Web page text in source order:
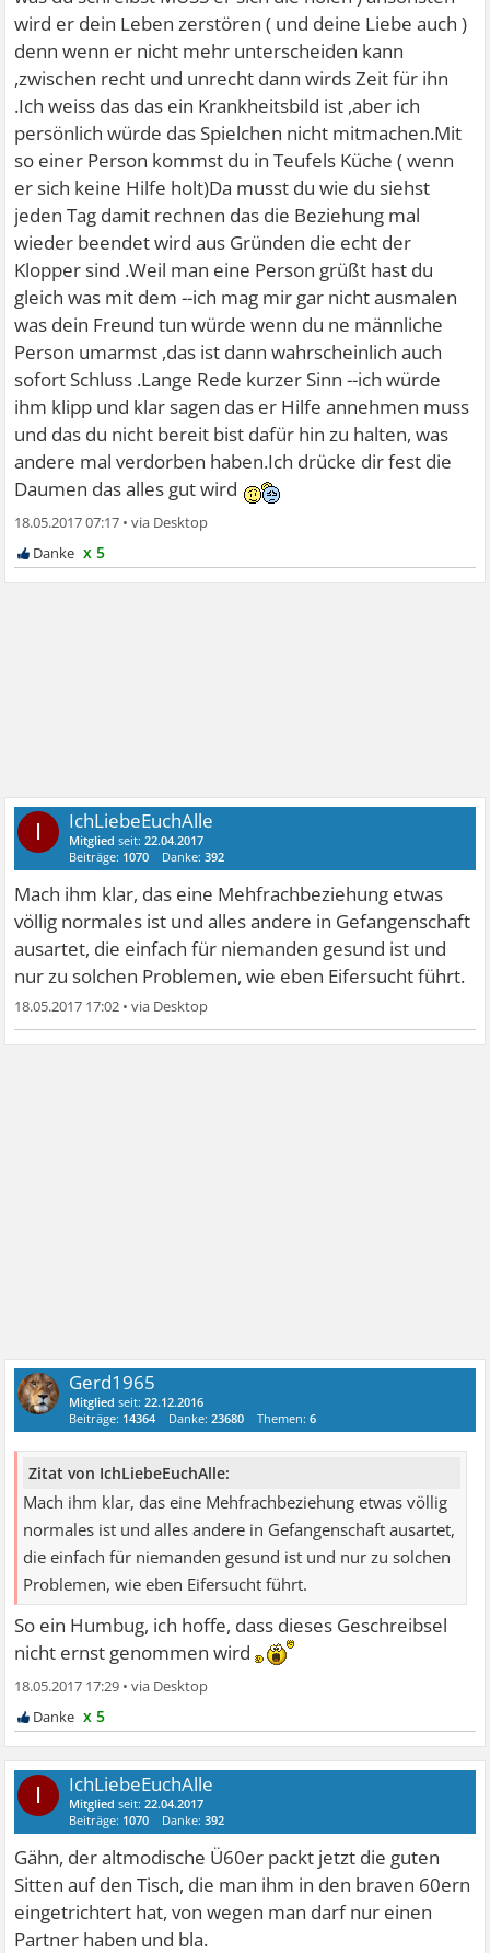
wird er dein Leben zerstören ( und deine Liebe auch )
denn wenn er nicht mehr unterscheiden kann
,zwischen recht und unrecht dann wirds Zeit für ihn
.Ich weiss das das ein Krankheitsbild ist ,aber ich
persönlich würde das Spielchen nicht mitmachen.Mit
so einer Person kommst du in Teufels Küche ( wenn
er sich keine Hilfe holt)Da musst du wie du siehst
jeden Tag damit rechnen das die Beziehung mal
wieder beendet wird aus Gründen die echt der
Klopper sind .Weil man eine Person grüßt hast du
gleich was mit dem --ich mag mir gar nicht ausmalen
was dein Freund tun würde wenn du ne männliche
Person umarmst ,das ist dann wahrscheinlich auch
sofort Schluss .Lange Rede kurzer Sinn --ich würde
ihm klipp und klar sagen das er Hilfe annehmen muss
und das du nicht bereit bist dafür hin zu halten, was
andere mal verdorben haben.Ich drücke dir fest die
Daumen das alles gut wird
18.05.2017 07:17 •
x 5
I IchLiebeEuchAlle
Mitglied seit:22.04.2017
Beiträge: 1070 Danke:392
Mach ihm klar, das eine Mehfrachbeziehung etwas
völlig normales ist und alles andere in Gefangenschaft
ausartet, die einfach für niemanden gesund ist und
nur zu solchen Problemen, wie eben Eifersucht führt.
18.05.2017 17:02 •
Gerd1965
Mitglied seit:22.12.2016
Beiträge: 14364 Danke:23680 Themen:6
Zitat von IchLiebeEuchAlle:
Mach ihm klar, das eine Mehfrachbeziehung etwas völlig
normales ist und alles andere in Gefangenschaft ausartet,
die einfach für niemanden gesund ist und nur zu solchen
Problemen, wie eben Eifersucht führt.
So ein Humbug, ich hoffe, dass dieses Geschreibsel
nicht ernst genommen wird
18.05.2017 17:29 •
x 5
I IchLiebeEuchAlle
Mitglied seit:22.04.2017
Beiträge: 1070 Danke:392
Gähn, der altmodische Ü60er packt jetzt die guten
Sitten auf den Tisch, die man ihm in den braven 60ern
eingetrichtert hat, von wegen man darf nur einen
Partner haben und bla.